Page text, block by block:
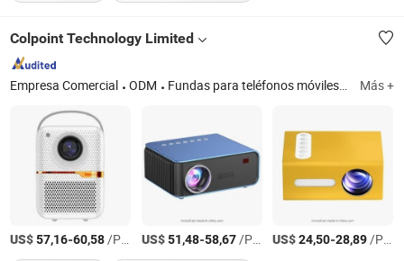
Colpoint Technology Limited
Empresa Comercial ODM Fundas para teléfonos móviles, soporte para teléfono en el coche, altavoz Bluetooth, funda para tablet, cargador inalámbrico, banco de energía, auriculares, drones teledirigidos, electrónica de consumo, cámaras de seguridad Más +
US$57,16-60,58/Pieza US$51,48-58,67/Pieza US$24,50-28,89/Pieza